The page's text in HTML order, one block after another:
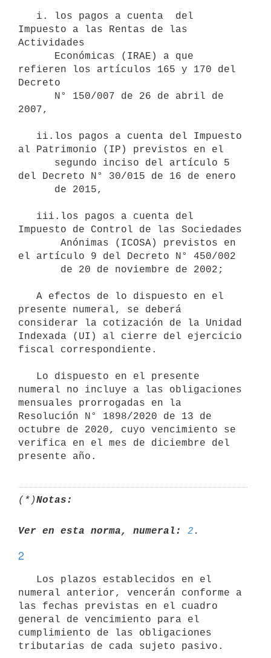
Impuesto a las Rentas de las
Actividades
refieren los artículos 165 y 170 del
Decreto
2007,
al Patrimonio (IP) previstos en el
del Decreto N° 30/015 de 16 de enero
Impuesto de Control de las Sociedades
el artículo 9 del Decreto N° 450/002
presente numeral, se deberá
considerar la cotización de la Unidad
Indexada (UI) al cierre del ejercicio
fiscal correspondiente.
numeral no incluye a las obligaciones
mensuales prorrogadas en la
Resolución N° 1898/2020 de 13 de
octubre de 2020, cuyo vencimiento se
verifica en el mes de diciembre del
(*)Notas:
Ver en esta norma, numeral: 2
2
numeral anterior, vencerán conforme a
las fechas previstas en el cuadro
general de vencimiento para el
cumplimiento de las obligaciones